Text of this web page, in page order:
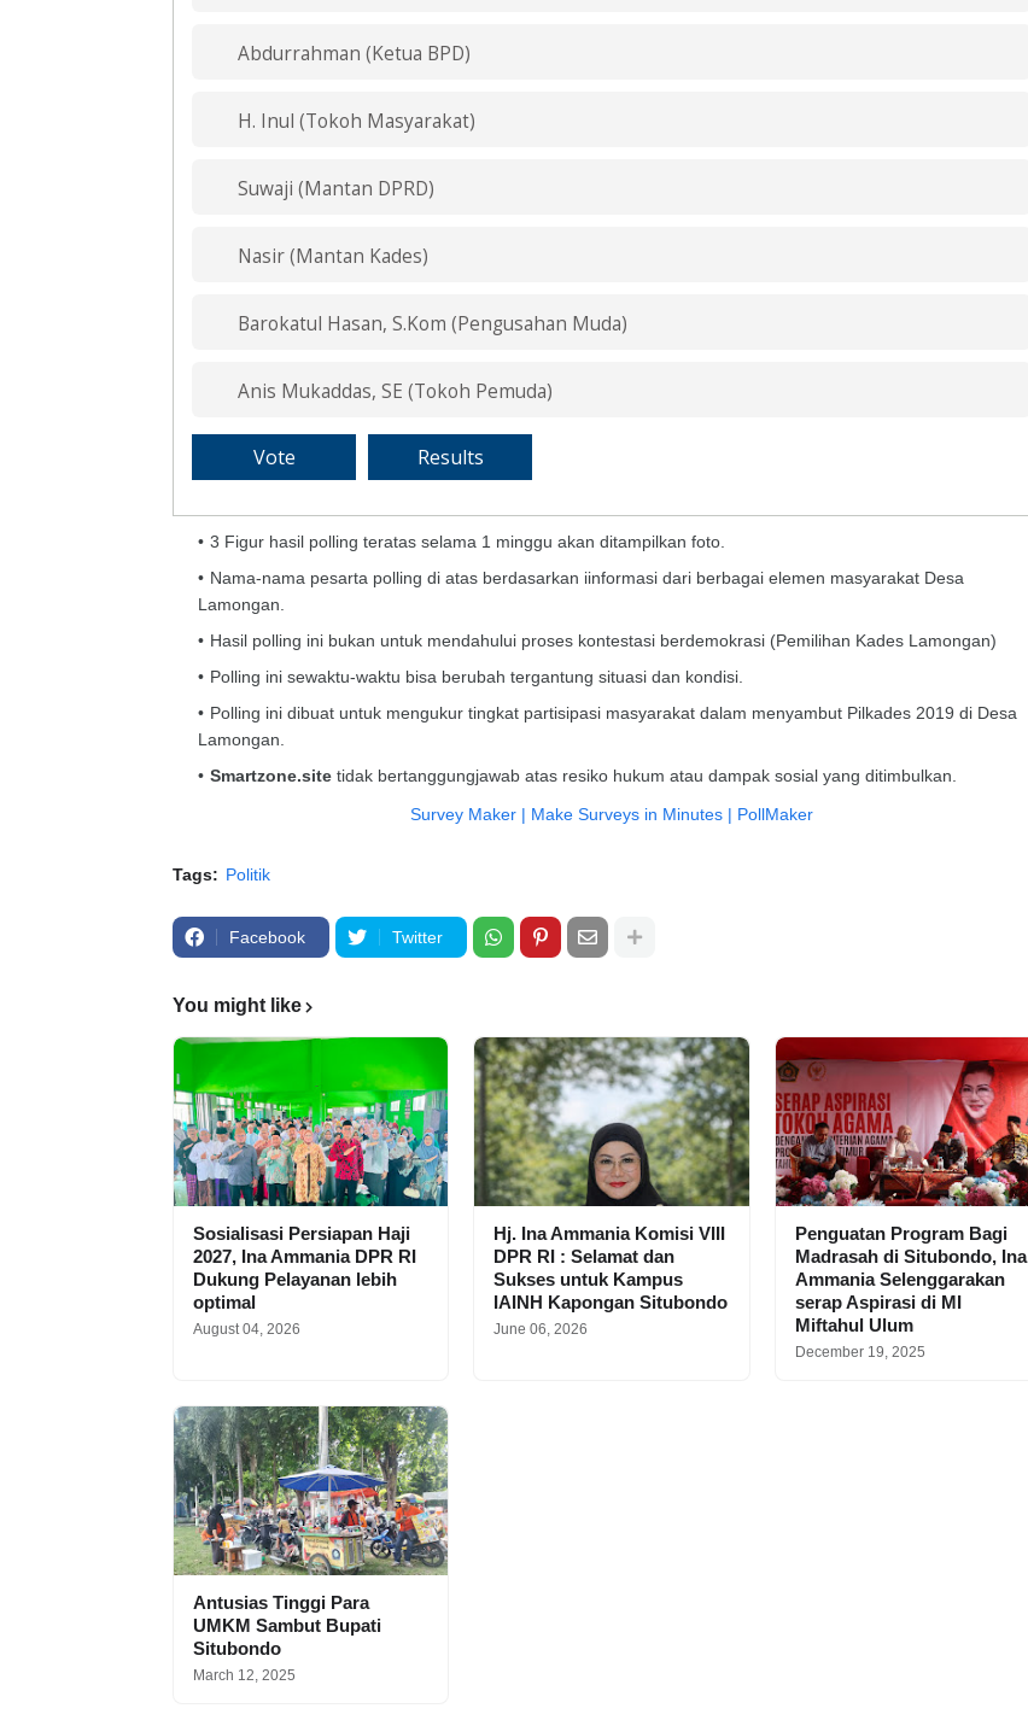
Abdurrahman (Ketua BPD)
H. Inul (Tokoh Masyarakat)
Suwaji (Mantan DPRD)
Nasir (Mantan Kades)
Barokatul Hasan, S.Kom (Pengusahan Muda)
Anis Mukaddas, SE (Tokoh Pemuda)
3 Figur hasil polling teratas selama 1 minggu akan ditampilkan foto.
Nama-nama pesarta polling di atas berdasarkan iinformasi dari berbagai elemen masyarakat Desa
Lamongan.
Hasil polling ini bukan untuk mendahului proses kontestasi berdemokrasi (Pemilihan Kades Lamongan)
Polling ini sewaktu-waktu bisa berubah tergantung situasi dan kondisi.
Polling ini dibuat untuk mengukur tingkat partisipasi masyarakat dalam menyambut Pilkades 2019 di Desa
Lamongan.
Smartzone.site tidak bertanggungjawab atas resiko hukum atau dampak sosial yang ditimbulkan.
Survey Maker | Make Surveys in Minutes | PollMaker
Tags: Politik
Facebook Twitter
You might like
Sosialisasi Persiapan Haji
2027, Ina Ammania DPR RI
Dukung Pelayanan lebih
optimal
August 04, 2026
Hj. Ina Ammania Komisi VIII
DPR RI : Selamat dan
Sukses untuk Kampus
IAINH Kapongan Situbondo
June 06, 2026
Penguatan Program Bagi
Madrasah di Situbondo, Ina
Ammania Selenggarakan
serap Aspirasi di MI
Miftahul Ulum
December 19, 2025
Antusias Tinggi Para
UMKM Sambut Bupati
Situbondo
March 12, 2025